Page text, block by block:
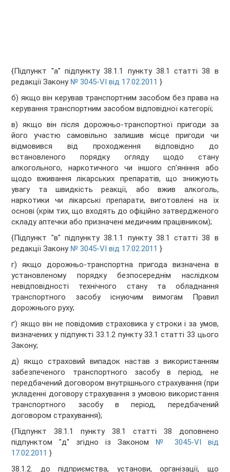
{Підпункт "а" підпункту 38.1.1 пункту 38.1 статті 38 в
редакції Закону № 3045-VI від 17.02.2011 }
б) якщо він керував транспортним засобом без права на
керування транспортним засобом відповідної категорії;
в) якщо він після дорожньо-транспортної пригоди за
його участю самовільно залишив місце пригоди чи
відмовився від проходження відповідно до
встановленого порядку огляду щодо стану
алкогольного, наркотичного чи іншого сп'яніння або
щодо вживання лікарських препаратів, що знижують
увагу та швидкість реакції, або вжив алкоголь,
наркотики чи лікарські препарати, виготовлені на їх
основі (крім тих, що входять до офіційно затвердженого
складу аптечки або призначені медичним працівником);
{Підпункт "в" підпункту 38.1.1 пункту 38.1 статті 38 в
редакції Закону № 3045-VI від 17.02.2011 }
г) якщо дорожньо-транспортна пригода визначена в
установленому порядку безпосереднім наслідком
невідповідності технічного стану та обладнання
транспортного засобу існуючим вимогам Правил
дорожнього руху;
ґ) якщо він не повідомив страховика у строки і за умов,
визначених у підпункті 33.1.2 пункту 33.1 статті 33 цього
Закону;
д) якщо страховий випадок настав з використанням
забезпеченого транспортного засобу в період, не
передбачений договором внутрішнього страхування (при
укладенні договору страхування з умовою використання
транспортного засобу в період, передбачений
договором страхування);
{Підпункт 38.1.1 пункту 38.1 статті 38 доповнено
підпунктом "д" згідно із Законом № 3045-VI від
17.02.2011 }
38.1.2. до підприємства, установи, організації, що